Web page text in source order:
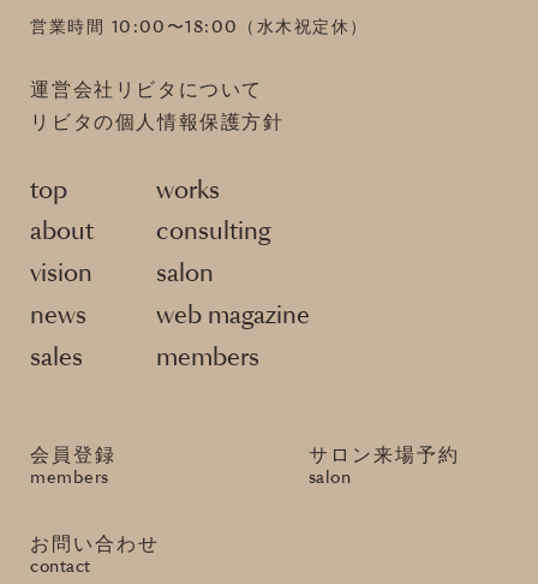
営業時間 10:00〜18:00（水木祝定休）
運営会社リビタについて
リビタの個人情報保護方針
top
works
about
consulting
vision
salon
news
web magazine
sales
members
会員登録
members
サロン来場予約
salon
お問い合わせ
contact